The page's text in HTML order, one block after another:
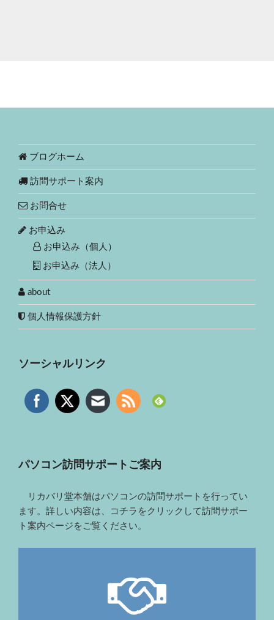
ブログホーム
訪問サポート案内
お問合せ
お申込み
お申込み（個人）
お申込み（法人）
about
個人情報保護方針
ソーシャルリンク
パソコン訪問サポートご案内
リカバリ堂本舗はパソコンの訪問サポートを行ってい
ます。詳しい内容は、コチラをクリックして訪問サポー
ト案内ページをご覧ください。